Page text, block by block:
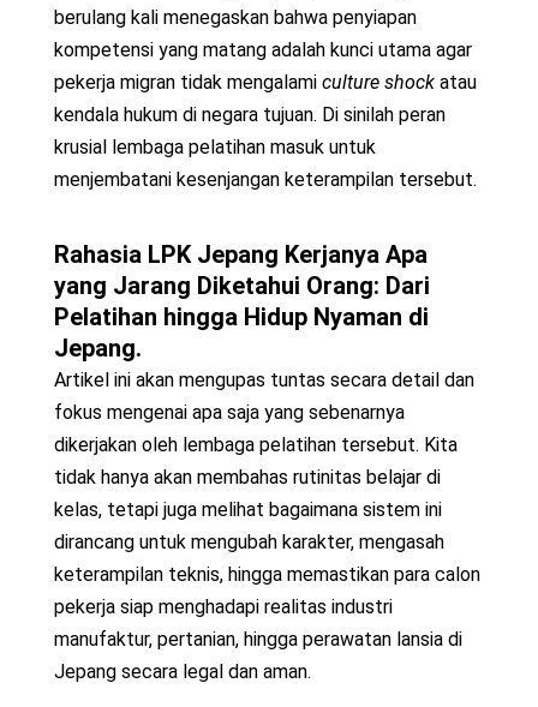
berulang kali menegaskan bahwa penyiapan
kompetensi yang matang adalah kunci utama agar
pekerja migran tidak mengalami culture shockatau
kendala hukum di negara tujuan. Di sinilah peran
krusial lembaga pelatihan masuk untuk
menjembatani kesenjangan keterampilan tersebut.
Rahasia LPK Jepang Kerjanya Apa
yang Jarang Diketahui Orang: Dari
Pelatihan hingga Hidup Nyaman di
Jepang.
Artikel ini akan mengupas tuntas secara detail dan
fokus mengenai apa saja yang sebenarnya
dikerjakan oleh lembaga pelatihan tersebut. Kita
tidak hanya akan membahas rutinitas belajar di
kelas, tetapi juga melihat bagaimana sistem ini
dirancang untuk mengubah karakter, mengasah
keterampilan teknis, hingga memastikan para calon
pekerja siap menghadapi realitas industri
manufaktur, pertanian, hingga perawatan lansia di
Jepang secara legal dan aman.